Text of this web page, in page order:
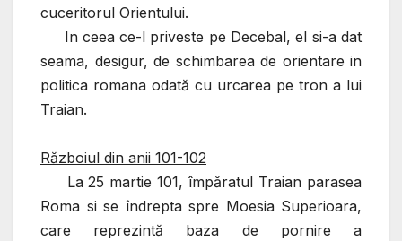
cuceritorul Orientului.
In ceea ce-l priveste pe Decebal, el si-a dat
seama, desigur, de schimbarea de orientare in
politica romana odată cu urcarea pe tron a lui
Traian.
Războiul din anii 101-102
La 25 martie 101, împăratul Traian parasea
Roma si se îndrepta spre Moesia Superioara,
care reprezintă baza de pornire a